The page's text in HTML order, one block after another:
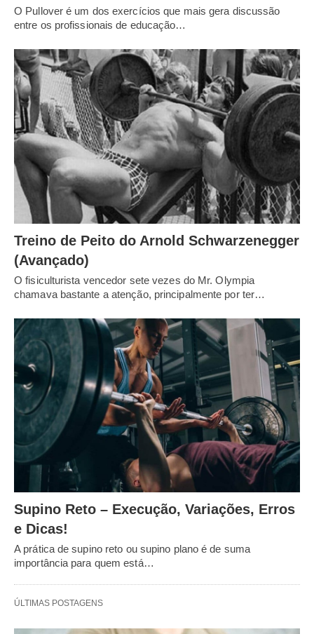
O Pullover é um dos exercícios que mais gera discussão
entre os profissionais de educação…
Treino de Peito do Arnold Schwarzenegger
(Avançado)
O fisiculturista vencedor sete vezes do Mr. Olympia
chamava bastante a atenção, principalmente por ter…
Supino Reto – Execução, Variações, Erros
e Dicas!
A prática de supino reto ou supino plano é de suma
importância para quem está…
ÚLTIMAS POSTAGENS